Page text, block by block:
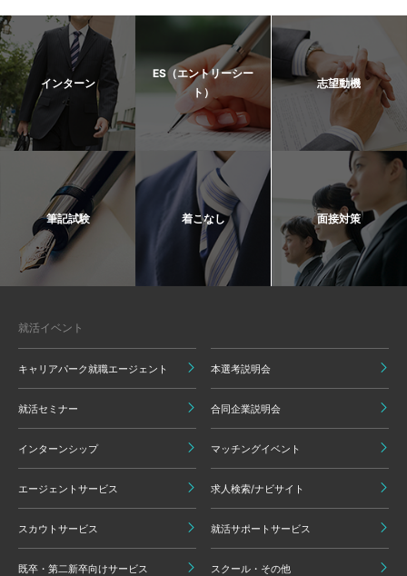
インターン
ES（エントリーシー
ト）
志望動機
筆記試験 着こなし 面接対策
就活イベント
キャリアパーク就職エージェント 本選考説明会
就活セミナー 合同企業説明会
インターンシップ マッチングイベント
エージェントサービス 求人検索/ナビサイト
スカウトサービス 就活サポートサービス
既卒・第二新卒向けサービス スクール・その他